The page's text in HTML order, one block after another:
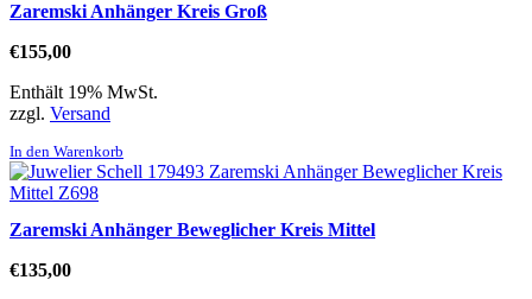
Zaremski Anhänger Kreis Groß
€155,00
Enthält 19% MwSt.
zzgl. Versand
In den Warenkorb
Zaremski Anhänger Beweglicher Kreis Mittel
€135,00